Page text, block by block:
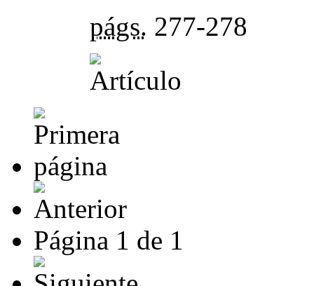
págs. 277-278
Página 1 de 1